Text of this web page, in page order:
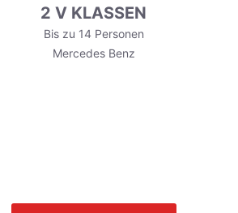
2 V KLASSEN
Bis zu 14 Personen
Mercedes Benz